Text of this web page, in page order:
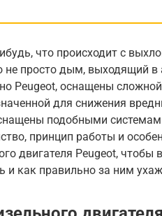
что происходит с
не просто дым, выходящий
Peugeot, оснащены
для снижения
подобными
принцип работы и
двигателя Peugeot,
и как правильно за ним